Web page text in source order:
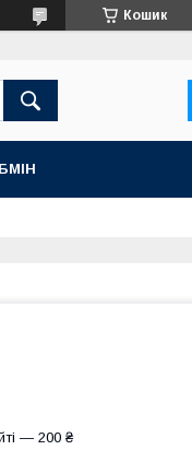
Кошик
— 200 ₴